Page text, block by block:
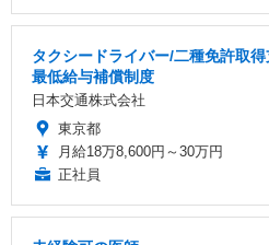
タクシードライバー/二種免許取
最低給与補償制度
日本交通株式会社
東京都
月給18万8,600円～30万円
正社員